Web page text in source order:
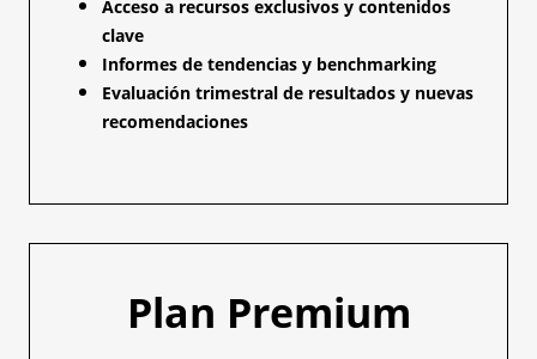
Acceso a recursos exclusivos y contenidos
clave
Informes de tendencias y benchmarking
Evaluación trimestral de resultados y nuevas
recomendaciones
Plan Premium